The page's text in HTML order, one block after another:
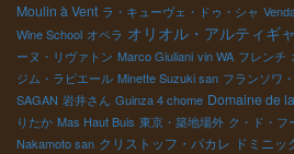
Moulin à Vent ラ・キューヴェ・ドゥ・シャ
Wine School オペラ オリオル・アルティギ
ーヌ・リヴァトン Marco Giuliani vin WA フレンチ
ジム・ラピエール Minette Suzuki san フランソワ
SAGAN 岩井さん Guinza 4 chome Domaine de
りたか Mas Haut Buis 東京・築地場外 ク・ド・フ
Nakamoto san クリストッフ・パカレ ドミニッ